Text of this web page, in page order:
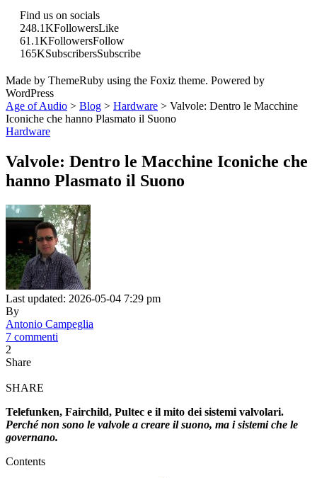
Find us on socials
248.1KFollowersLike
61.1KFollowersFollow
165KSubscribersSubscribe
Made by ThemeRuby using the Foxiz theme. Powered by
WordPress
Age of Audio > Blog > Hardware > Valvole: Dentro le Macchine
Iconiche che hanno Plasmato il Suono
Hardware
Valvole: Dentro le Macchine Iconiche che
hanno Plasmato il Suono
Last updated: 2026-05-04 7:29 pm
By
Antonio Campeglia
7 commenti
2
Share
SHARE
Telefunken, Fairchild, Pultec e il mito dei sistemi valvolari.
Perché non sono le valvole a creare il suono, ma i sistemi che le
governano.
Contents